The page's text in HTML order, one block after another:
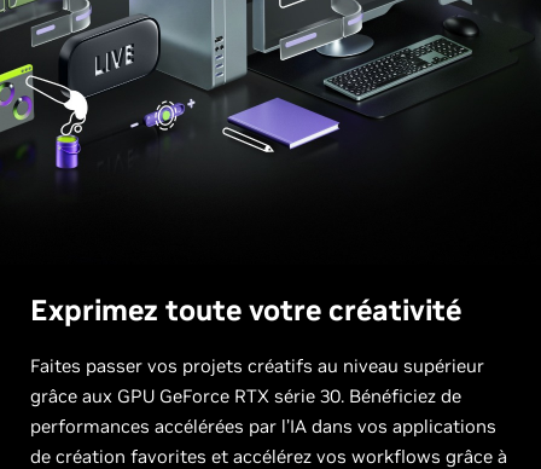
Exprimez toutevotre créativité
Faites passer vos projets créatifs au niveau supérieur
grâce aux GPU GeForce RTX série 30. Bénéficiez de
performances accélérées par l’IA dans vos applications
de création favorites et accélérez vos workflows grâce à